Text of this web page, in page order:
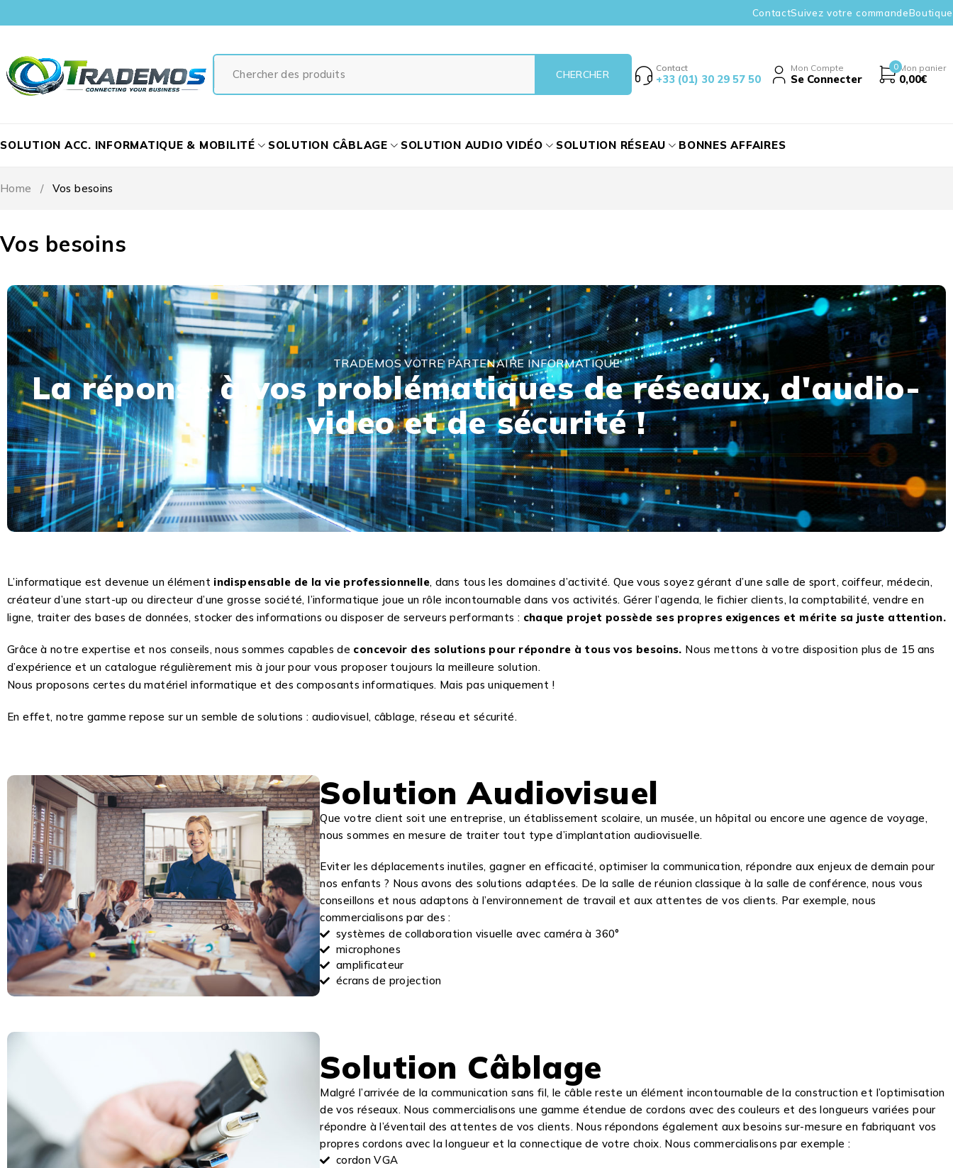
ContactSuivez votre commandeBoutique
Contact
+33 (01) 30 29 57 50
Mon Compte
Se Connecter
0 Mon panier
0,00€
SOLUTION ACC. INFORMATIQUE & MOBILITÉ SOLUTION CÂBLAGE SOLUTION AUDIO VIDÉO SOLUTION RÉSEAU BONNES AFFAIRES
Vos besoins
Home / Vos besoins
TRADEMOS VOTRE PARTENAIRE INFORMATIQUE
La réponse à vos problématiques de réseaux, d'audio-
video et de sécurité !
L’informatique est devenue un élément indispensable de la vie professionnelle, dans tous les domaines d’activité. Que vous soyez gérant d’une salle de sport, coiffeur, médecin,
créateur d’une start-up ou directeur d’une grosse société, l’informatique joue un rôle incontournable dans vos activités. Gérer l’agenda, le fichier clients, la comptabilité, vendre en
ligne, traiter des bases de données, stocker des informations ou disposer de serveurs performants : chaque projet possède ses propres exigences et mérite sa juste attention.
Grâce à notre expertise et nos conseils, nous sommes capables de concevoir des solutions pour répondre à tous vos besoins. Nous mettons à votre disposition plus de 15 ans
d’expérience et un catalogue régulièrement mis à jour pour vous proposer toujours la meilleure solution.
Nous proposons certes du matériel informatique et des composants informatiques. Mais pas uniquement !
En effet, notre gamme repose sur un semble de solutions : audiovisuel, câblage, réseau et sécurité.
Solution Audiovisuel
Que votre client soit une entreprise, un établissement scolaire, un musée, un hôpital ou encore une agence de voyage,
nous sommes en mesure de traiter tout type d’implantation audiovisuelle.
Eviter les déplacements inutiles, gagner en efficacité, optimiser la communication, répondre aux enjeux de demain pour
nos enfants ? Nous avons des solutions adaptées. De la salle de réunion classique à la salle de conférence, nous vous
conseillons et nous adaptons à l’environnement de travail et aux attentes de vos clients. Par exemple, nous
commercialisons par des :
systèmes de collaboration visuelle avec caméra à 360°
microphones
amplificateur
écrans de projection
Solution Câblage
Malgré l’arrivée de la communication sans fil, le câble reste un élément incontournable de la construction et l’optimisation
de vos réseaux. Nous commercialisons une gamme étendue de cordons avec des couleurs et des longueurs variées pour
répondre à l’éventail des attentes de vos clients. Nous répondons également aux besoins sur-mesure en fabriquant vos
propres cordons avec la longueur et la connectique de votre choix. Nous commercialisons par exemple :
cordon VGA